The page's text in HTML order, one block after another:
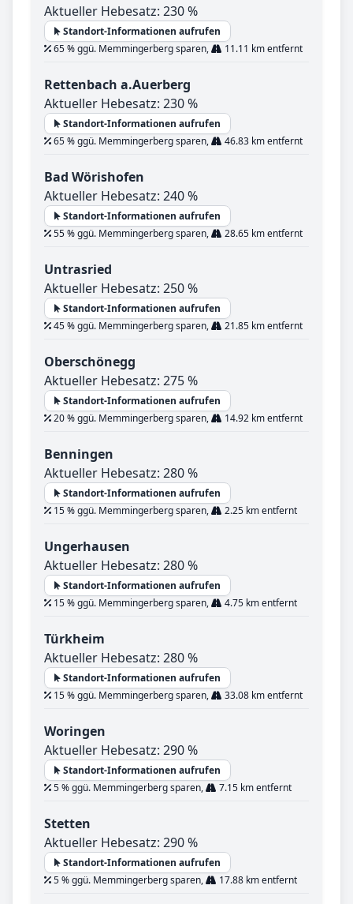
Aktueller Hebesatz: 230 %
Standort-Informationen aufrufen
65 % ggü. Memmingerberg sparen,
11.11 km entfernt
Rettenbach a.Auerberg
Aktueller Hebesatz: 230 %
Standort-Informationen aufrufen
65 % ggü. Memmingerberg sparen,
46.83 km entfernt
Bad Wörishofen
Aktueller Hebesatz: 240 %
Standort-Informationen aufrufen
55 % ggü. Memmingerberg sparen,
28.65 km entfernt
Untrasried
Aktueller Hebesatz: 250 %
Standort-Informationen aufrufen
45 % ggü. Memmingerberg sparen,
21.85 km entfernt
Oberschönegg
Aktueller Hebesatz: 275 %
Standort-Informationen aufrufen
20 % ggü. Memmingerberg sparen,
14.92 km entfernt
Benningen
Aktueller Hebesatz: 280 %
Standort-Informationen aufrufen
15 % ggü. Memmingerberg sparen,
2.25 km entfernt
Ungerhausen
Aktueller Hebesatz: 280 %
Standort-Informationen aufrufen
15 % ggü. Memmingerberg sparen,
4.75 km entfernt
Türkheim
Aktueller Hebesatz: 280 %
Standort-Informationen aufrufen
15 % ggü. Memmingerberg sparen,
33.08 km entfernt
Woringen
Aktueller Hebesatz: 290 %
Standort-Informationen aufrufen
5 % ggü. Memmingerberg sparen,
7.15 km entfernt
Stetten
Aktueller Hebesatz: 290 %
Standort-Informationen aufrufen
5 % ggü. Memmingerberg sparen,
17.88 km entfernt